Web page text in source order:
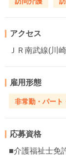
アクセス
ＪＲ南武線(川
雇用形態
非常勤・パート
応募資格
■介護福祉士免